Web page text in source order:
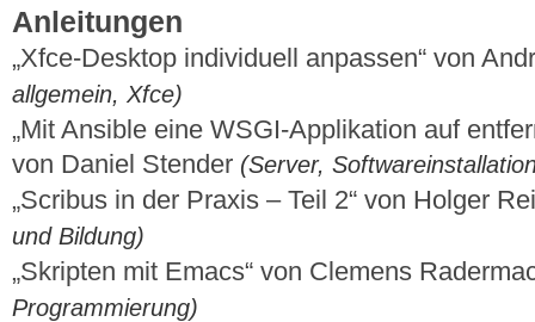
Anleitungen
„Xfce-Desktop individuell anpassen“ von
allgemein, Xfce)
„Mit Ansible eine WSGI-Applikation auf
von Daniel Stender (Server,
„Scribus in der Praxis – Teil 2“ von Holger
und Bildung)
„Skripten mit Emacs“ von Clemens
Programmierung)